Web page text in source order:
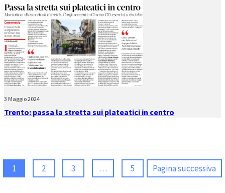
3 Maggio 2024
Trento: passa la stretta sui plateatici in centro
1 2 3 … 5 Pagina successiva